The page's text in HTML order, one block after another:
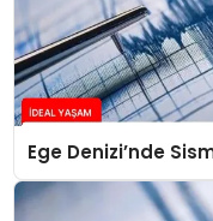
Ege Denizi’nde